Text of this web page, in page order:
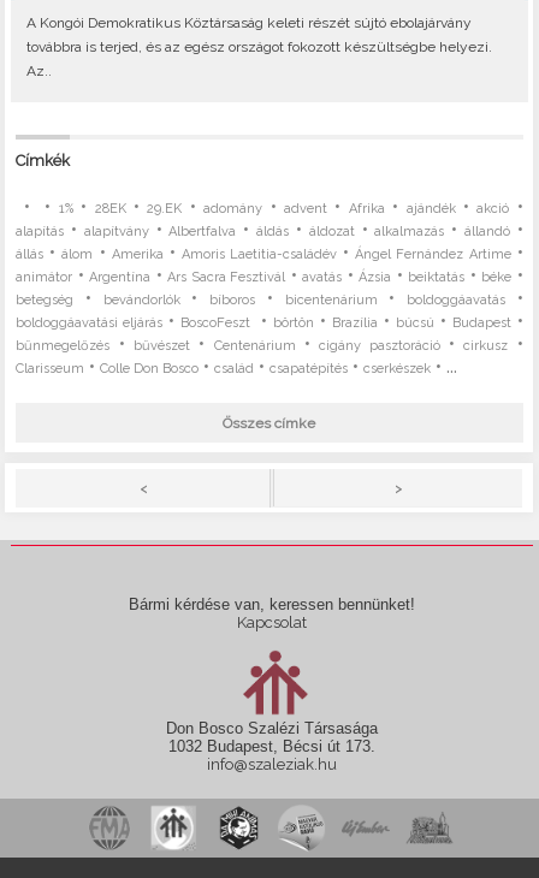
A Kongói Demokratikus Köztársaság keleti részét sújtó ebolajárvány
továbbra is terjed, és az egész országot fokozott készültségbe helyezi.
Az..
Címkék
• • 1%• 28EK•29.EK •adomány •advent • Afrika • ajándék•akció •
alapítás • alapítvány•Albertfalva •áldás • áldozat •alkalmazás • állandó•
állás •álom • Amerika • Amoris Laetitia-családév •Ángel Fernández Artime•
animátor •Argentína •Ars Sacra Fesztivál •avatás •Ázsia • beiktatás • béke •
betegség • bevándorlók• bíboros • bicentenárium • boldoggáavatás•
boldoggáavatási eljárás • BoscoFeszt • börtön • Brazília • búcsú • Budapest •
bűnmegelőzés • bűvészet • Centenárium •cigány pasztoráció•cirkusz •
Clarisseum •Colle Don Bosco •család •csapatépítés •cserkészek • ...
Összes címke
< >
Bármi kérdése van, keressen bennünket!
Kapcsolat
Don Bosco Szalézi Társasága
1032 Budapest, Bécsi út 173.
info@szaleziak.hu